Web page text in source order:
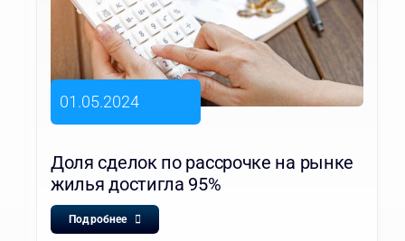
01.05.2024
Доля сделок по рассрочке на рынке
жилья достигла 95%
Подробнее